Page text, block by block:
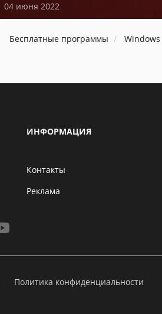
04 июня 2022
Бесплатные программы Windows
ИНФОРМАЦИЯ
Контакты
Реклама
Политика конфиденциальности